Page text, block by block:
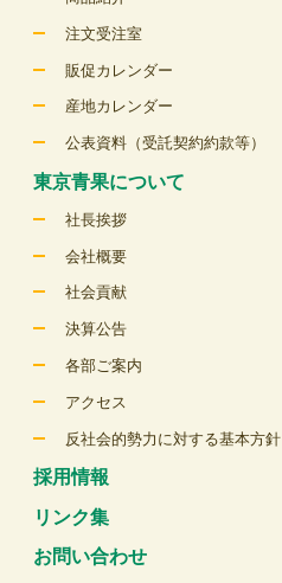
注文受注室
販促カレンダー
産地カレンダー
公表資料（受託契約約款等）
東京青果について
社長挨拶
会社概要
社会貢献
決算公告
各部ご案内
アクセス
反社会的勢力に対する基本方針
採用情報
リンク集
お問い合わせ